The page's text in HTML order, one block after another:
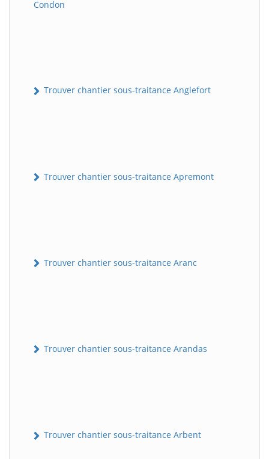
Condon
Trouver chantier sous-traitance Anglefort
Trouver chantier sous-traitance Apremont
Trouver chantier sous-traitance Aranc
Trouver chantier sous-traitance Arandas
Trouver chantier sous-traitance Arbent